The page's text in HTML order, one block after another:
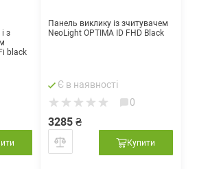
з
black
Панель виклику із зчитувачем
NeoLight OPTIMA ID FHD Black
Є в наявності
0
3285 ₴
Купити